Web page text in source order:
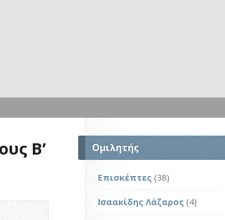
Β’
Ομιλητής
Επισκέπτες (38)
Ισαακίδης Λάζαρος (4)